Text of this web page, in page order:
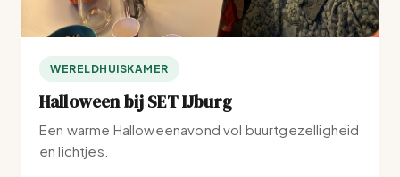
WERELDHUISKAMER
Halloween bij SET IJburg
Een warme Halloweenavond vol buurtgezelligheid
en lichtjes.